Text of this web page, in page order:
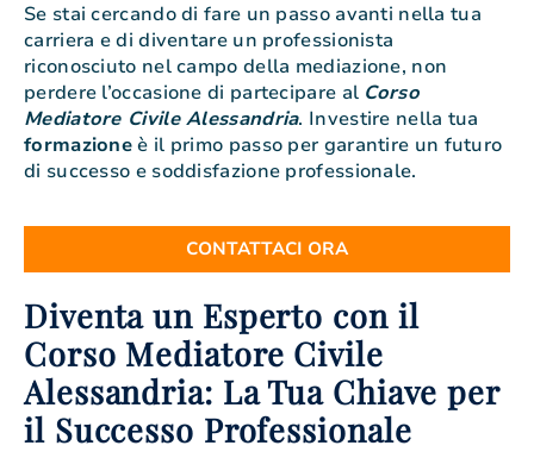
Se stai cercando di fare un passo avanti nella tua
carriera e di diventare un professionista
riconosciuto nel campo della mediazione, non
perdere l’occasione di partecipare al Corso
Mediatore Civile Alessandria. Investire nella tua
formazioneè il primo passo per garantire un futuro
di successo e soddisfazione professionale.
CONTATTACI ORA
Diventa un Esperto con il
Corso Mediatore Civile
Alessandria: La Tua Chiave per
il Successo Professionale